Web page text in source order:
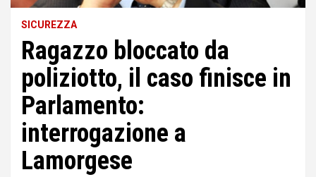
SICUREZZA
Ragazzo bloccato da
poliziotto, il caso finisce in
Parlamento:
interrogazione a
Lamorgese